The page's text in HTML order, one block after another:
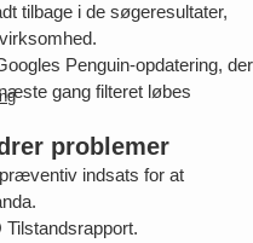
tilbage i de søgeresultater,
Penguin-opdatering, der
gang filteret løbes
problemer
indsats for at